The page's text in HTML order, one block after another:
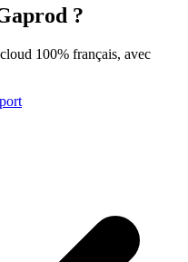
?
100% français, avec